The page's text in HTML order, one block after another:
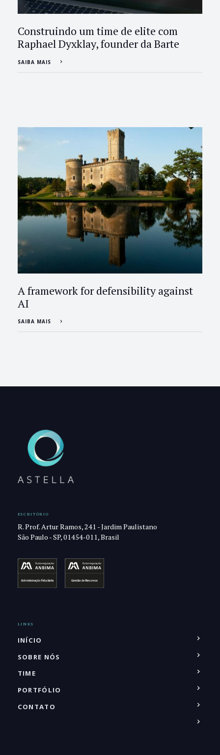
Construindo um time de elite com
Raphael Dyxklay, founder da Barte
SAIBA MAIS
A framework for defensibility against
AI
SAIBA MAIS
ESCRITÓRIO
R. Prof. Artur Ramos, 241 - Jardim Paulistano
São Paulo - SP, 01454-011, Brasil
LINKS
INÍCIO
SOBRE NÓS
TIME
PORTFÓLIO
CONTATO